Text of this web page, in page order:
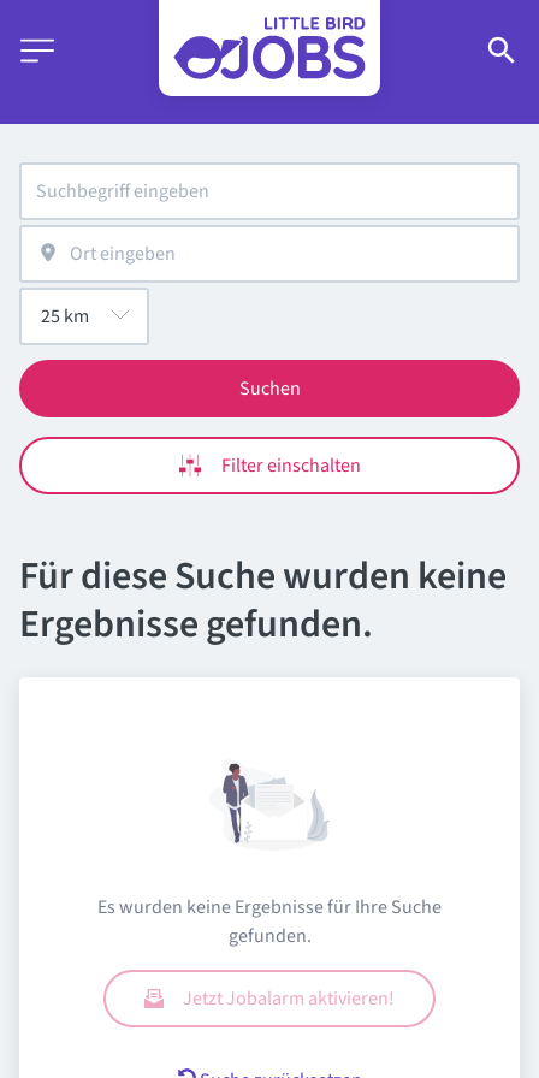
Suchen
Filter einschalten
Für diese Suche wurden keine
Ergebnisse gefunden.
Es wurden keine Ergebnisse für Ihre Suche
gefunden.
Jetzt Jobalarm aktivieren!